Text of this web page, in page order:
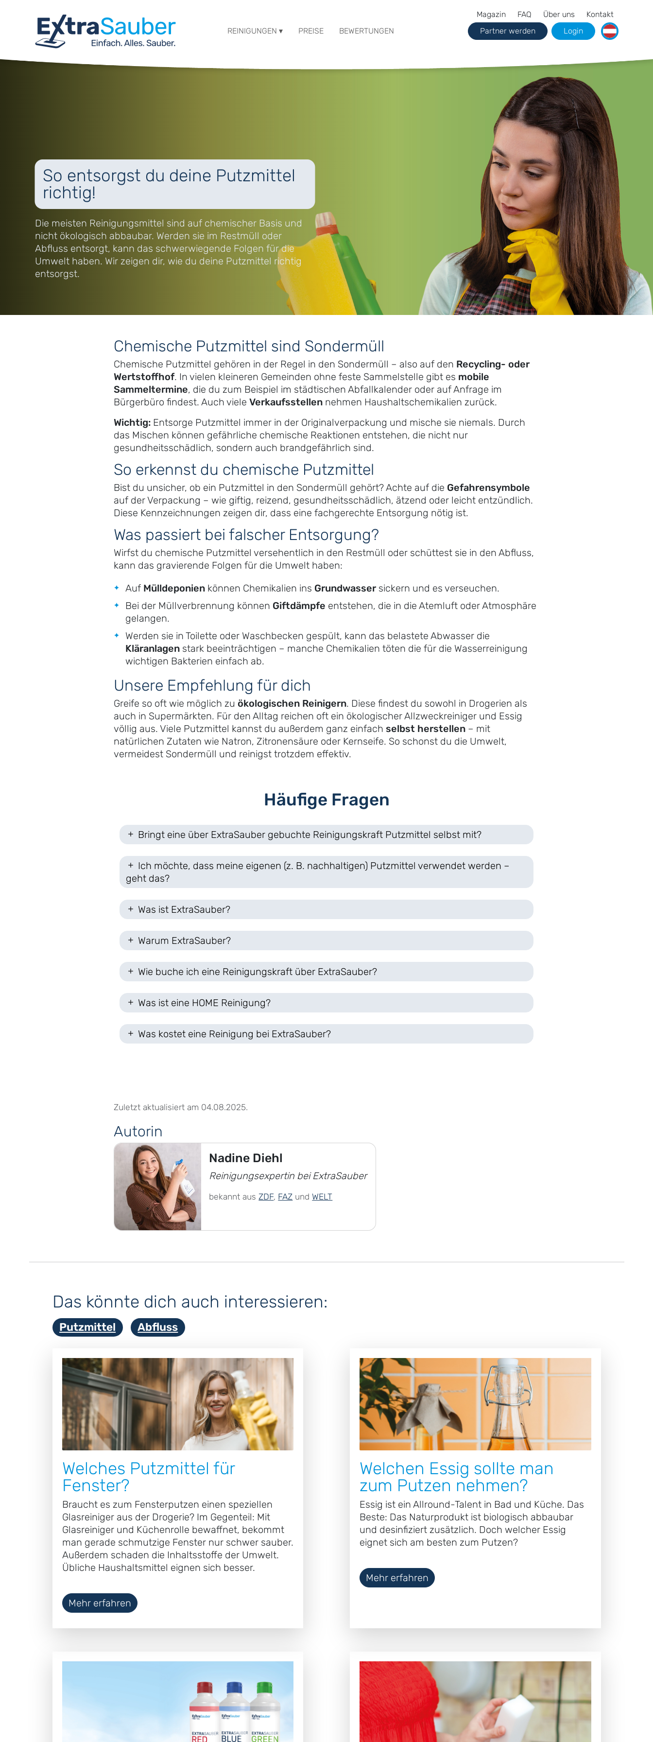
Magazin FAQ Über uns
Kontakt
REINIGUNGEN ▾
PREISE BEWERTUNGEN Partner werden Login
So entsorgst du deine Putzmittel
richtig!
Die meisten Reinigungsmittel sind auf chemischer Basis und
nicht ökologisch abbaubar. Werden sie im Restmüll oder
Abfluss entsorgt, kann das schwerwiegende Folgen für die
Umwelt haben. Wir zeigen dir, wie du deine Putzmittel richtig
entsorgst.
Chemische Putzmittel sind Sondermüll
Chemische Putzmittel gehören in der Regel in den Sondermüll – also auf den Recycling- oder
Wertstoffhof. In vielen kleineren Gemeinden ohne feste Sammelstelle gibt es mobile
Sammeltermine, die du zum Beispiel im städtischen Abfallkalender oder auf Anfrage im
Bürgerbüro findest. Auch viele Verkaufsstellen nehmen Haushaltschemikalien zurück.
Wichtig: Entsorge Putzmittel immer in der Originalverpackung und mische sie niemals. Durch
das Mischen können gefährliche chemische Reaktionen entstehen, die nicht nur
gesundheitsschädlich, sondern auch brandgefährlich sind.
So erkennst du chemische Putzmittel
Bist du unsicher, ob ein Putzmittel in den Sondermüll gehört? Achte auf die Gefahrensymbole
auf der Verpackung – wie giftig, reizend, gesundheitsschädlich, ätzend oder leicht entzündlich.
Diese Kennzeichnungen zeigen dir, dass eine fachgerechte Entsorgung nötig ist.
Was passiert bei falscher Entsorgung?
Wirfst du chemische Putzmittel versehentlich in den Restmüll oder schüttest sie in den Abfluss,
kann das gravierende Folgen für die Umwelt haben:
Auf Mülldeponien können Chemikalien ins Grundwasser sickern und es verseuchen.
Bei der Müllverbrennung können Giftdämpfe entstehen, die in die Atemluft oder Atmosphäre
gelangen.
Werden sie in Toilette oder Waschbecken gespült, kann das belastete Abwasser die
Kläranlagen stark beeinträchtigen – manche Chemikalien töten die für die Wasserreinigung
wichtigen Bakterien einfach ab.
Unsere Empfehlung für dich
Greife so oft wie möglich zu ökologischen Reinigern. Diese findest du sowohl in Drogerien als
auch in Supermärkten. Für den Alltag reichen oft ein ökologischer Allzweckreiniger und Essig
völlig aus. Viele Putzmittel kannst du außerdem ganz einfach selbst herstellen – mit
natürlichen Zutaten wie Natron, Zitronensäure oder Kernseife. So schonst du die Umwelt,
vermeidest Sondermüll und reinigst trotzdem effektiv.
Häufige Fragen
Bringt eine über ExtraSauber gebuchte Reinigungskraft Putzmittel selbst mit?
Ich möchte, dass meine eigenen (z. B. nachhaltigen) Putzmittel verwendet werden –
geht das?
Was ist ExtraSauber?
Warum ExtraSauber?
Wie buche ich eine Reinigungskraft über ExtraSauber?
Was ist eine HOME Reinigung?
Was kostet eine Reinigung bei ExtraSauber?
Zuletzt aktualisiert am 04.08.2025.
Autorin
Nadine Diehl
Reinigungsexpertin bei ExtraSauber
bekannt aus ZDF, FAZ und WELT
Das könnte dich auch interessieren:
Putzmittel Abfluss
Welches Putzmittel für
Fenster?
Braucht es zum Fensterputzen einen speziellen
Glasreiniger aus der Drogerie? Im Gegenteil: Mit
Glasreiniger und Küchenrolle bewaffnet, bekommt
man gerade schmutzige Fenster nur schwer sauber.
Außerdem schaden die Inhaltsstoffe der Umwelt.
Übliche Haushaltsmittel eignen sich besser.
Mehr erfahren
Welchen Essig sollte man
zum Putzen nehmen?
Essig ist ein Allround-Talent in Bad und Küche. Das
Beste: Das Naturprodukt ist biologisch abbaubar
und desinfiziert zusätzlich. Doch welcher Essig
eignet sich am besten zum Putzen?
Mehr erfahren